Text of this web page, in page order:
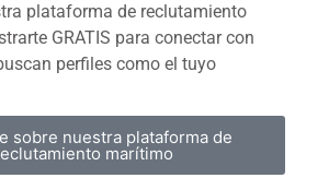
plataforma de reclutamiento
GRATIS para conectar con
perfiles como el tuyo
sobre nuestra plataforma de
marítimo